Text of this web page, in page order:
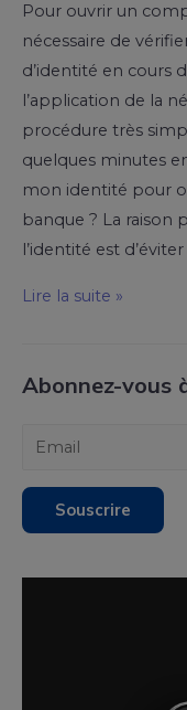
Pour ouvrir un
nécessaire de
d’identité en cours
l’application de la
procédure très
quelques minutes
mon identité pour
banque ? La raison
l’identité est
Lire la suite »
Abonnez-vous